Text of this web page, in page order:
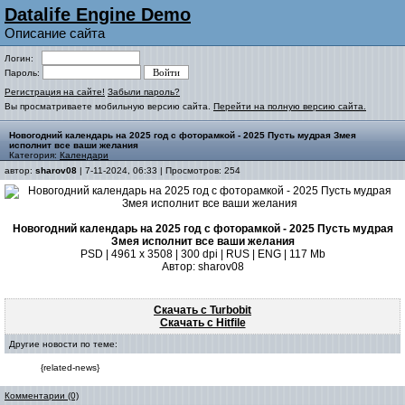
Datalife Engine Demo
Описание сайта
Логин:
Пароль:
Регистрация на сайте! Забыли пароль?
Вы просматриваете мобильную версию сайта. Перейти на полную версию сайта.
Новогодний календарь на 2025 год с фоторамкой - 2025 Пусть мудрая Змея
исполнит все ваши желания
Категория: Календари
автор: sharov08 | 7-11-2024, 06:33 | Просмотров: 254
Новогодний календарь на 2025 год с фоторамкой - 2025 Пусть мудрая
Змея исполнит все ваши желания
PSD | 4961 х 3508 | 300 dpi | RUS | ENG | 117 Mb
Автор: sharov08
Скачать с Turbobit
Скачать с Hitfile
Другие новости по теме:
{related-news}
Комментарии (0)